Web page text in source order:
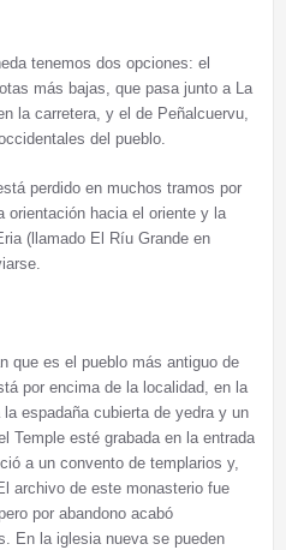
tenemos dos opciones: el
más bajas, que pasa junto a La
la carretera, y el de Peñalcuervu,
del pueblo.
perdido en muchos tramos por
orientación hacia el oriente y la
(llamado El Ríu Grande en
que es el pueblo más antiguo de
por encima de la localidad, en la
espadaña cubierta de yedra y un
Temple esté grabada en la entrada
a un convento de templarios y,
archivo de este monasterio fue
por abandono acabó
En la iglesia nueva se pueden